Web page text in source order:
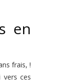
en
frais, !
vers ces